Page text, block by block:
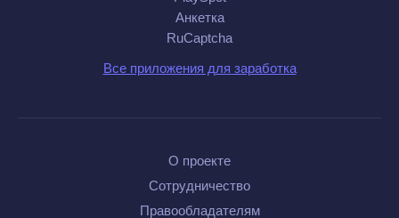
Анкетка
RuCaptcha
Все приложения для заработка
О проекте
Сотрудничество
Правообладателям